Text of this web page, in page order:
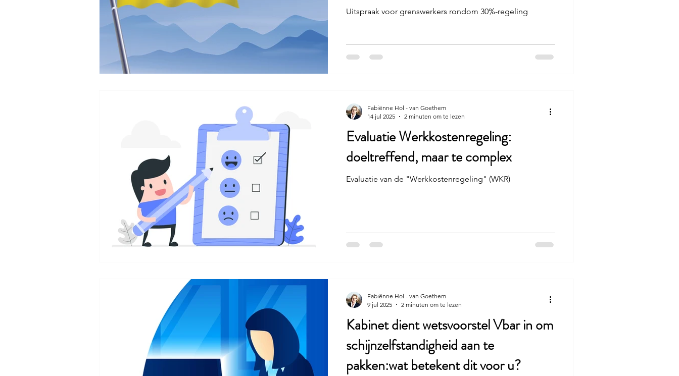
Uitspraak voor grenswerkers rondom 30%-regeling
Evaluatie Werkkostenregeling:
doeltreffend, maar te complex
Evaluatie van de "Werkkostenregeling" (WKR)
Fabiënne Hol - van Goethem
14 jul 2025
2 minuten om te lezen
Kabinet dient wetsvoorstel Vbar in om
schijnzelfstandigheid aan te
pakken:wat betekent dit voor u?
Fabiënne Hol - van Goethem
9 jul 2025
2 minuten om te lezen